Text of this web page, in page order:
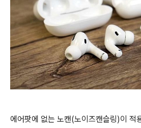
에어팟에 없는 노캔(노이즈캔슬링)이 적